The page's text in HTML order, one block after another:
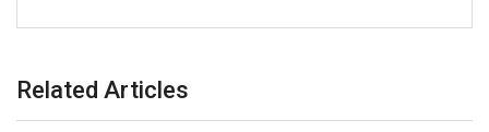
Related Articles